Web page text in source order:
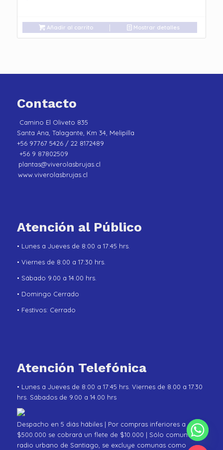
Añadir al carrito Mostrar detalles
Contacto
Camino El Oliveto 835
Santa Ana, Talagante, Km 34, Melipilla
+56 97767 5426 / 22 8172489
+56 9 87802509
plantas@viverolasbrujas.cl
www.viverolasbrujas.cl
Atención al Público
• Lunes a Jueves de 8:00 a 17:45 hrs.
• Viernes de 8:00 a 17:30 hrs.
• Sábado 9.00 a 14.00 hrs.
• Domingo Cerrado
• Festivos: Cerrado
Atención Telefónica
• Lunes a Jueves de 8:00 a 17:45 hrs. Viernes de 8.00 a 17.30
hrs. Sábados de 9.00 a 14.00 hrs
Despacho en 5 diás hábiles | Por compras inferiores a
$500.000 se cobrará un flete de $10.000 | Sólo comunas de
radio urbano de Santiago, se excluye comunas como